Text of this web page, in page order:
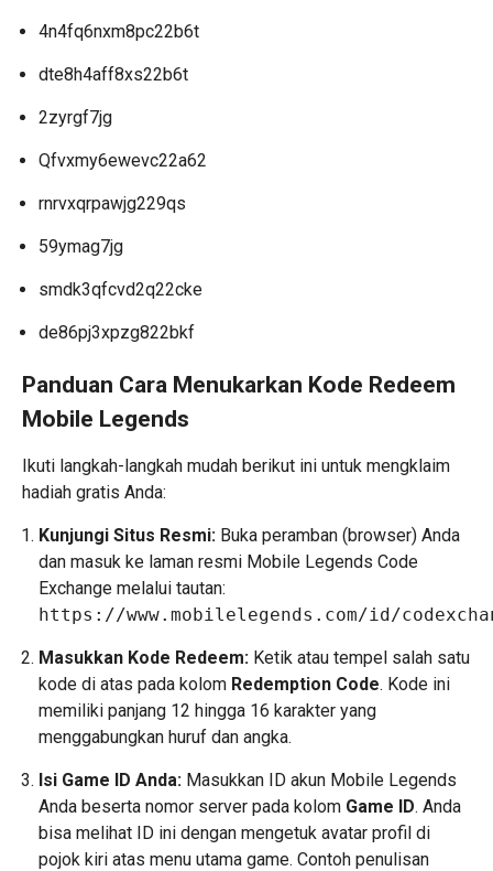
4n4fq6nxm8pc22b6t
dte8h4aff8xs22b6t
2zyrgf7jg
Qfvxmy6ewevc22a62
rnrvxqrpawjg229qs
59ymag7jg
smdk3qfcvd2q22cke
de86pj3xpzg822bkf
Panduan Cara Menukarkan Kode Redeem
Mobile Legends
Ikuti langkah-langkah mudah berikut ini untuk mengklaim
hadiah gratis Anda:
Kunjungi Situs Resmi: Buka peramban (browser) Anda
dan masuk ke laman resmi Mobile Legends Code
Exchange melalui tautan:
https://www.mobilelegends.com/id/
Masukkan Kode Redeem: Ketik atau tempel salah satu
kode di atas pada kolom Redemption Code. Kode ini
memiliki panjang 12 hingga 16 karakter yang
menggabungkan huruf dan angka.
Isi Game ID Anda: Masukkan ID akun Mobile Legends
Anda beserta nomor server pada kolom Game ID. Anda
bisa melihat ID ini dengan mengetuk avatar profil di
pojok kiri atas menu utama game. Contoh penulisan